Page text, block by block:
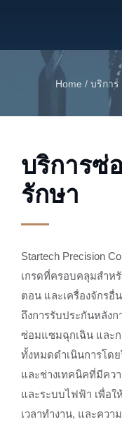
Home / บริการ
บริการซ่
รักษา
Startech Precision
เกรดที่ครอบคลุมสำห
ตอน และเครื่องจักรอื่
ถึงการรับประกันหลังก
ซ่อมแซมฉุกเฉิน และก
ทั้งหมดดำเนินการโด
และช่างเทคนิคที่มีคว
และระบบไฟฟ้า เพื่อ
เวลาทำงาน, และคว